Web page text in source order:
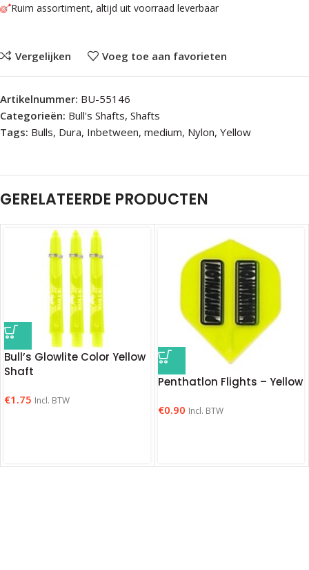
Ruim assortiment, altijd uit voorraad leverbaar
Vergelijken Voeg toe aan favorieten
Artikelnummer: BU-55146
Categorieën: Bull's Shafts, Shafts
Tags: Bulls, Dura, Inbetween, medium, Nylon, Yellow
GERELATEERDE PRODUCTEN
Bull’s Glowlite Color Yellow
Shaft
€1.75 Incl. BTW
Penthatlon Flights – Yellow
€0.90 Incl. BTW